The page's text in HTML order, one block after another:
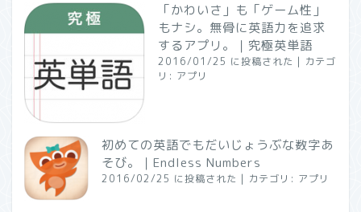
「かわいさ」も「ゲーム性」
もナシ。無骨に英語力を追求
するアプリ。｜究極英単語
2016/01/25 に投稿された | カテゴ
リ: アプリ
初めての英語でもだいじょうぶな数字あ
そび。｜Endless Numbers
2016/02/25 に投稿された | カテゴリ: アプリ